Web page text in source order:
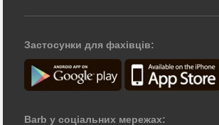
Застосунки для фахівців:
Barb у соціальних мережах: